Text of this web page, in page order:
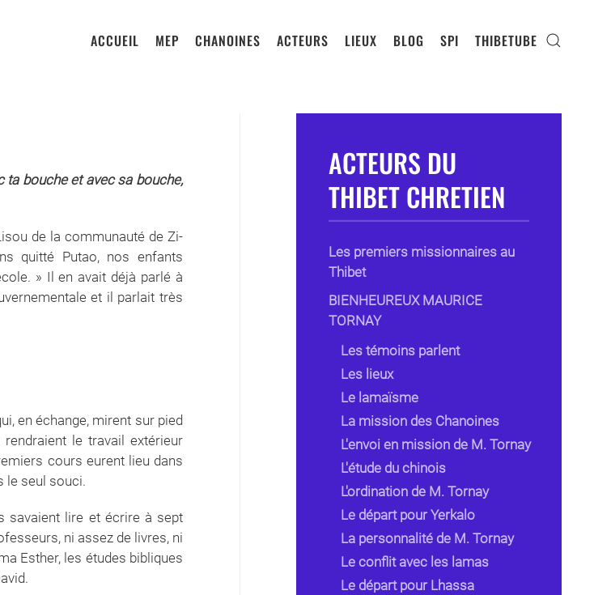
ACCUEIL MEP CHANOINES ACTEURS LIEUX BLOG SPI THIBETUBE
ta bouche et avec sa bouche,
de la communauté de Zi-
quitté Putao, nos enfants
» Il en avait déjà parlé à
et il parlait très
en échange, mirent sur pied
le travail extérieur
cours eurent lieu dans
le seul souci.
savaient lire et écrire à sept
ni assez de livres, ni
Esther, les études bibliques
ACTEURS DU
THIBET CHRETIEN
Les premiers missionnaires au
Thibet
BIENHEUREUX MAURICE
TORNAY
Les témoins parlent
Les lieux
Le lamaïsme
La mission des Chanoines
L'envoi en mission de M. Tornay
L'étude du chinois
L'ordination de M. Tornay
Le départ pour Yerkalo
La personnalité de M. Tornay
Le conflit avec les lamas
Le départ pour Lhassa